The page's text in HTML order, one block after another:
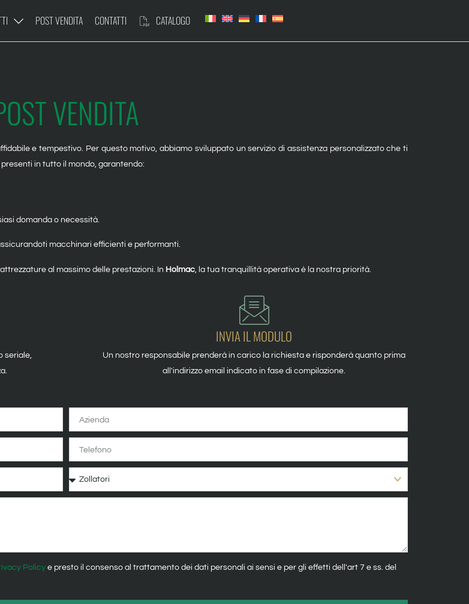
POST VENDITA CONTATTI CATALOGO
VENDITA
e tempestivo. Per questo motivo, abbiamo sviluppato un servizio di assistenza personalizzato che ti
in tutto il mondo, garantendo:
domanda o necessità.
macchinari efficienti e performanti.
al massimo delle prestazioni. In Holmac , la tua tranquillità operativa è la nostra priorità.
seriale,
INVIA IL MODULO
Un nostro responsabile prenderà in carico la richiesta e risponderà quanto prima
all'indirizzo email indicato in fase di compilazione.
Macchina
Policy e presto il consenso al trattamento dei dati personali ai sensi e per gli effetti dell'art 7 e ss. del